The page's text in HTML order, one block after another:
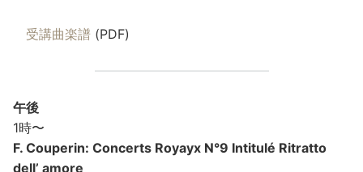
受講曲楽譜 (PDF)
午後
1時〜
F. Couperin: Concerts Royayx N°9 Intitulé Ritratto
dell’ amore